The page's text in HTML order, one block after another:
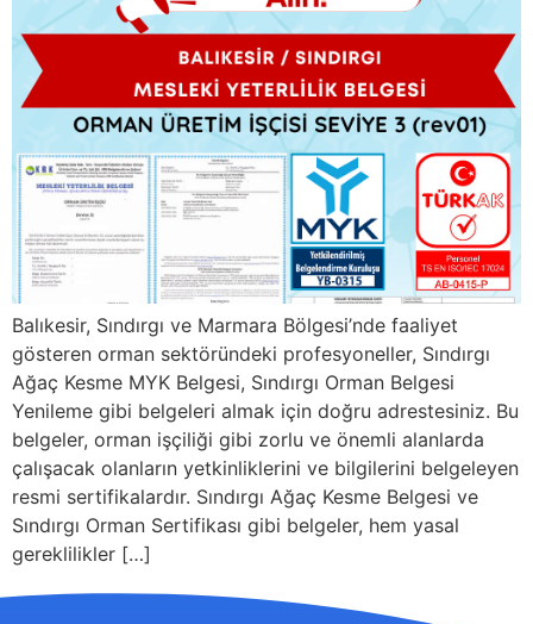
Balıkesir, Sındırgı ve Marmara Bölgesi’nde faaliyet
gösteren orman sektöründeki profesyoneller, Sındırgı
Ağaç Kesme MYK Belgesi, Sındırgı Orman Belgesi
Yenileme gibi belgeleri almak için doğru adrestesiniz. Bu
belgeler, orman işçiliği gibi zorlu ve önemli alanlarda
çalışacak olanların yetkinliklerini ve bilgilerini belgeleyen
resmi sertifikalardır. Sındırgı Ağaç Kesme Belgesi ve
Sındırgı Orman Sertifikası gibi belgeler, hem yasal
gereklilikler […]